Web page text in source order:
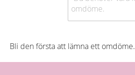
Bli den första att lämna ett omdöme.